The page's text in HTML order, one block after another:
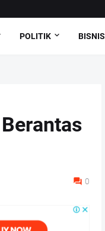
POLITIK BISNIS
0